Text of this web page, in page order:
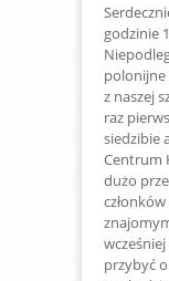
godzinie
polonijne
z naszej
raz
siedzibie
Centrum
dużo
przybyć